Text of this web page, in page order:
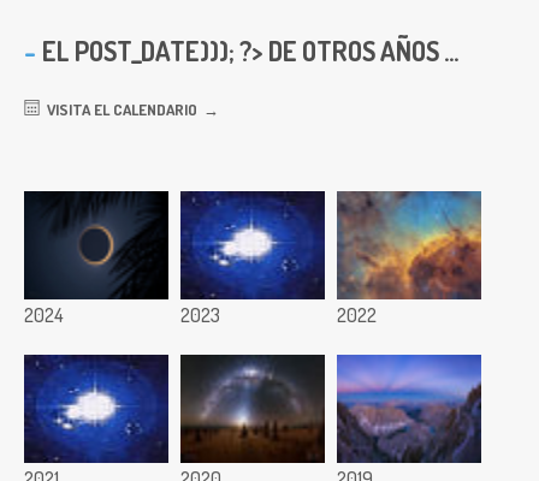
EL POST_DATE))); ?> DE OTROS AÑOS ...
VISITA EL CALENDARIO
2024 2023 2022